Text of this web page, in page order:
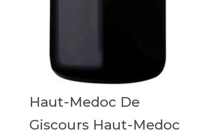
Haut-Medoc De
Giscours Haut-Medoc